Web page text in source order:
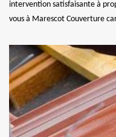
intervention satisfaisante à
vous à Marescot Couverture